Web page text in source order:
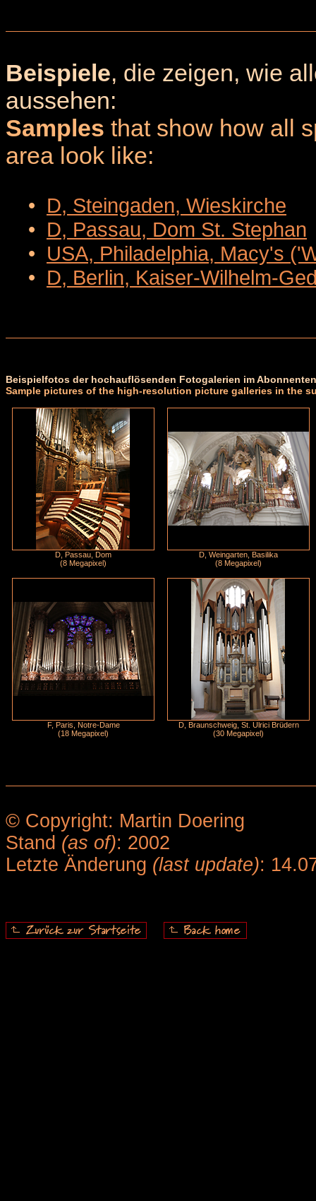
Beispiele, die zeigen, wie
aussehen:
Samples that show how all
area look like:
• D, Steingaden, Wieskirche
• D, Passau, Dom St. Stephan
• USA, Philadelphia, Macy's
• D, Berlin, Kaiser-Wilhelm-
Beispielfotos der hochauflösenden Fotogalerien im
Sample pictures of the high-resolution picture galleries in the
D, Passau, Dom
(8 Megapixel)
D, Weingarten, Basilika
(8 Megapixel)
F, Paris, Notre-Dame
(18 Megapixel)
D, Braunschweig, St. Ulrici Brüdern
(30 Megapixel)
© Copyright: Martin Doering
Stand (as of): 2002
Letzte Änderung (last update):